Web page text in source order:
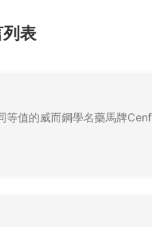
列表
值的威而鋼學名藥馬牌